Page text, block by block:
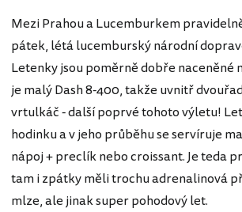
Mezi Prahou a Lucemburkem
pátek, létá lucemburský národní
Letenky jsou poměrně dobře naceněné
je malý Dash 8-400, takže uvnitř
vrtulkáč - další poprvé tohoto výletu!
hodinku a v jeho průběhu se servíruje
nápoj + preclík nebo croissant. Je teda
tam i zpátky měli trochu adrenalinová
mlze, ale jinak super pohodový let.